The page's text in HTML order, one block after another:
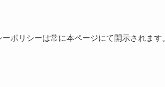
ポリシーは常に本ページにて開示されます。